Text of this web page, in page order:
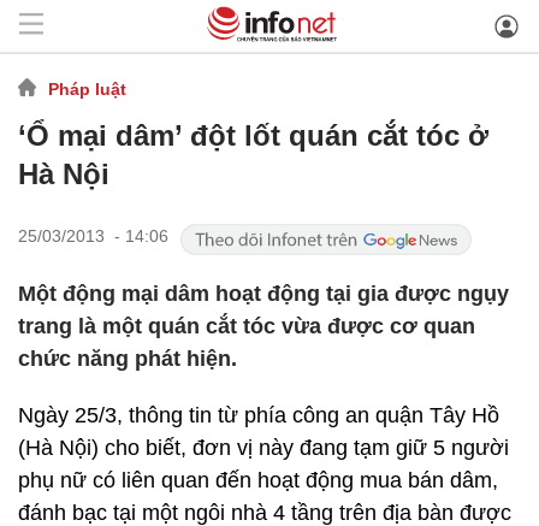
Pháp luật
‘Ổ mại dâm’ đột lốt quán cắt tóc ở
Hà Nội
25/03/2013 - 14:06
Một động mại dâm hoạt động tại gia được ngụy
trang là một quán cắt tóc vừa được cơ quan
chức năng phát hiện.
Ngày 25/3, thông tin từ phía công an quận Tây Hồ
(Hà Nội) cho biết, đơn vị này đang tạm giữ 5 người
phụ nữ có liên quan đến hoạt động mua bán dâm,
đánh bạc tại một ngôi nhà 4 tầng trên địa bàn được